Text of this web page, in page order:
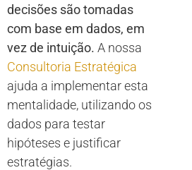
decisões são tomadas
com base em dados, em
vez de intuição. A nossa
Consultoria Estratégica
ajuda a implementar esta
mentalidade, utilizando os
dados para testar
hipóteses e justificar
estratégias.